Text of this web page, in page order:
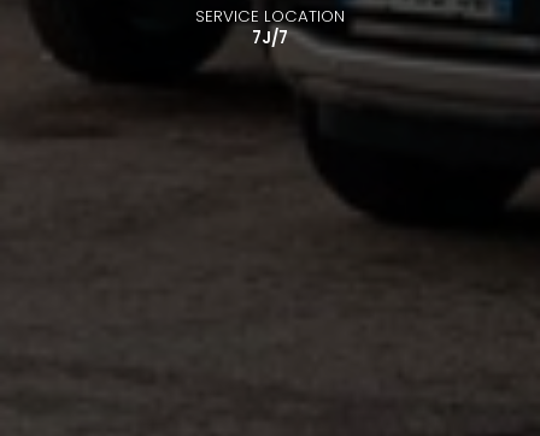
SERVICE LOCATION
7J/7